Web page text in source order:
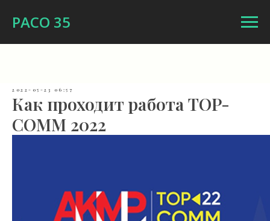
РАСО 35
2022-05-23 06:57
Как проходит работа TOP-
COMM 2022